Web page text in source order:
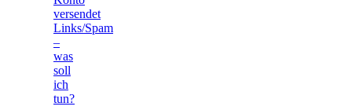
versendet
Links/Spam
–
was
soll
ich
tun?